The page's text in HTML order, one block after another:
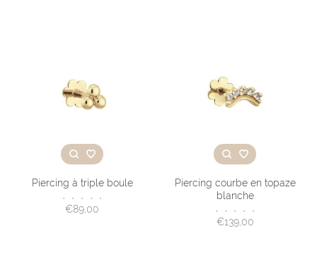
Piercing à triple boule
• • • • •
€89,00
Piercing courbe en topaze
blanche
• • • • •
€139,00